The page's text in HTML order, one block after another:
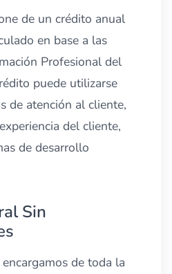
de un crédito anual
en base a las
Profesional del
puede utilizarse
de atención al cliente,
del cliente,
de desarrollo
Sin
de toda la